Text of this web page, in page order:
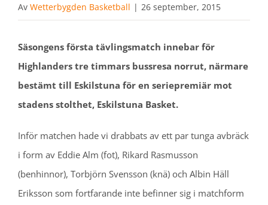
Av Wetterbygden Basketball | 26 september, 2015
Säsongens första tävlingsmatch innebar för
Highlanders tre timmars bussresa norrut, närmare
bestämt till Eskilstuna för en seriepremiär mot
stadens stolthet, Eskilstuna Basket.
Inför matchen hade vi drabbats av ett par tunga avbräck
i form av Eddie Alm (fot), Rikard Rasmusson
(benhinnor), Torbjörn Svensson (knä) och Albin Häll
Eriksson som fortfarande inte befinner sig i matchform